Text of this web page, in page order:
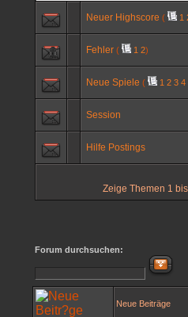
Neuer Highscore ( 1
Fehler ( 1 2)
Neue Spiele ( 1 2 3 4
Session
Hilfe Postings
Zeige Themen 1
Forum durchsuchen:
Neue Beiträge